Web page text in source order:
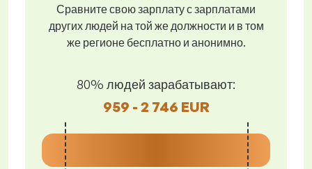
Сравните свою зарплату с зарплатами
других людей на той же должности и в том
же регионе бесплатно и анонимно.
80% людей зарабатывают:
959 - 2 746 EUR